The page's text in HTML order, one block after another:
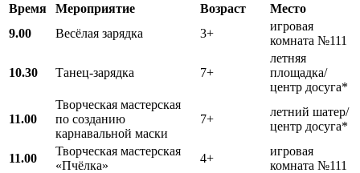
Время Мероприятие Возраст
Место
9.00
Весёлая зарядка 3+
игровая
комната №111
10.30 Танец-зарядка 7+
летняя
площадка/
центр досуга*
11.00
Творческая мастерская
по созданию
карнавальной маски
7+
летний шатер/
центр досуга*
11.00
Творческая мастерская
«Пчёлка»
4+
игровая
комната №111